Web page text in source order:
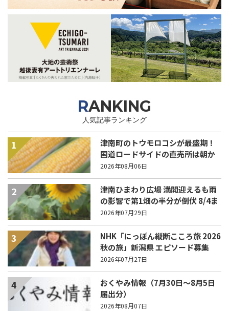
RANKING
人気記事ランキング
1
津南町のトウモロコシが最盛期！
国道ロードサイドの直売所は朝か
ら長い列！
2026年08月06日
2
津南ひまわり広場 満開迎えるも雨
の影響で第1畑の半分が倒伏 8/4ま
で駐車場を無料開放
2026年07月29日
3
NHK「にっぽん縦断こころ旅 2026
秋の旅」新潟県 エピソード募集
中！
2026年07月27日
4
おくやみ情報（7月30日～8月5日
届出分）
2026年08月07日